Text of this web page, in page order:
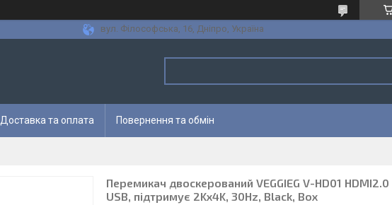
вул. Філософська, 16, Дніпро, Україна
Доставка та оплата Повернення та обмін
Перемикач двоскерований VEGGIEG V-HD01
USB, підтримує 2Kx4K, 30Hz, Black, Box